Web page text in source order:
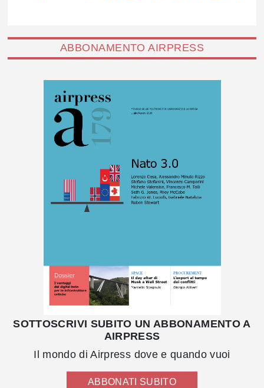
ABBONAMENTO AIRPRESS
SOTTOSCRIVI SUBITO UN ABBONAMENTO A
AIRPRESS
Il mondo di Airpress dove e quando vuoi
ABBONATI SUBITO